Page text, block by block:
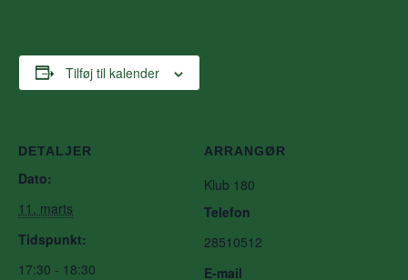
Tilføj til kalender
DETALJER
Dato:
11. marts
Tidspunkt:
17:30 - 18:30
ARRANGØR
Klub 180
Telefon
28510512
E-mail